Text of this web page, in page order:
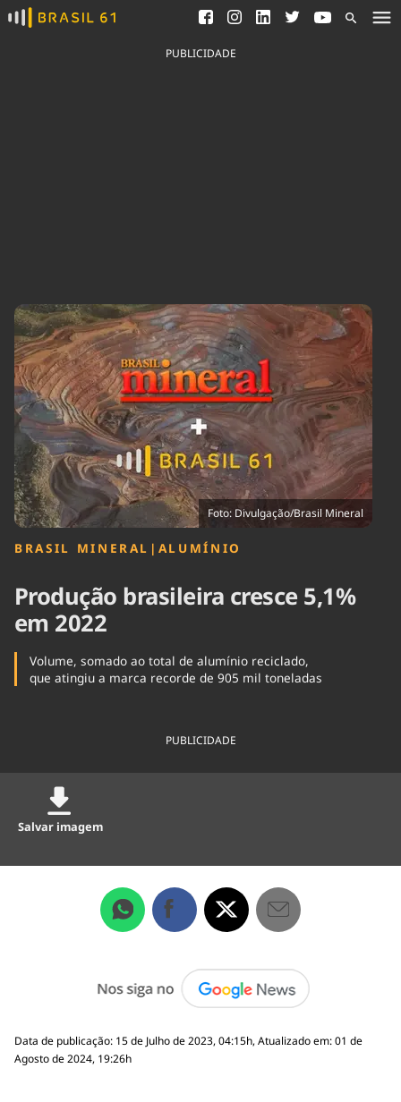
Ver todas as notícias
Saneamento
Indicadores
Agronegócios
Brasil
Brasil Mineral
Ciência &
Tecnologia
Cinema
Comportamento
Cultura
Economia
Educação
Infraestrutura
Internacional
Meio Ambiente
Podcast
Política
Saúde
Tempo
PUBLICIDADE
Foto: Divulgação/Brasil Mineral
BRASIL MINERAL | ALUMÍNIO
Produção brasileira cresce 5,1%
em 2022
Volume, somado ao total de alumínio reciclado,
que atingiu a marca recorde de 905 mil toneladas
PUBLICIDADE
Salvar imagem
Data de publicação: 15 de Julho de 2023, 04:15h, Atualizado em: 01 de
Agosto de 2024, 19:26h